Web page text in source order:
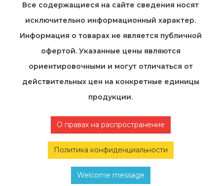
Все содержащиеся на cайте сведения носят
исключительно информационный характер.
Информация о товарах не является публичной
офертой. Указанные цены являются
ориентировочными и могут отличаться от
действительных цен на конкретные единицы
продукции.
О правах на распространение
Политика конфиденциальности
Welcome message